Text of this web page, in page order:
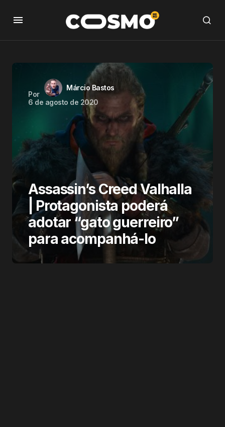
Por
Márcio Bastos
6 de agosto de 2020
Assassin’s Creed Valhalla
| Protagonista poderá
adotar “gato guerreiro”
para acompanhá-lo